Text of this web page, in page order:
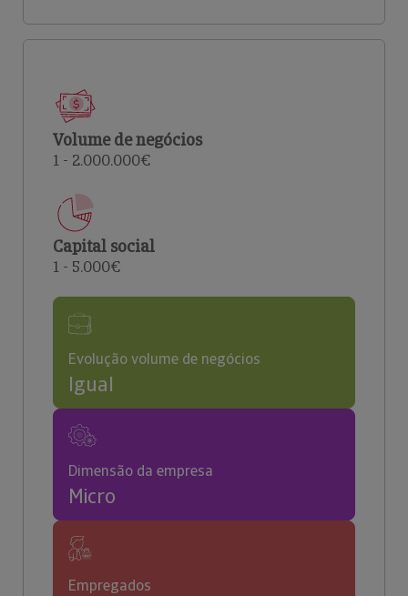
Volume de negócios
1 - 2.000.000€
Capital social
1 - 5.000€
Evolução volume de negócios
Igual
Dimensão da empresa
Micro
Empregados